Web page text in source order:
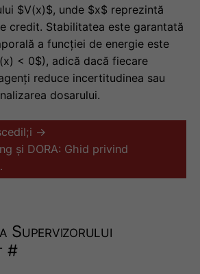
$V(x)$, unde $x$ reprezintă
credit. Stabilitatea este garantată
a funcției de energie este
< 0$), adică dacă fiecare
reduce incertitudinea sau
dosarului.
→
și DORA: Ghid privind
Supervizorului
#